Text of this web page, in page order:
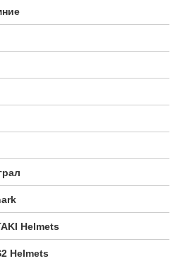
Helmets
Helmets